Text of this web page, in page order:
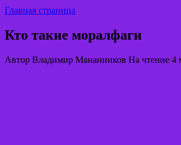
Главная страница
Кто такие моралфаги
Автор Владимир Мананников На чтение 4